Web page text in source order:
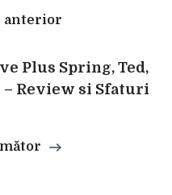
anterior
Plus Spring, Ted,
– Review si Sfaturi